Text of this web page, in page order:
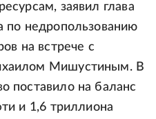
заявил глава
по недропользованию
на встрече с
Мишустиным. В
поставило на баланс
и 1,6 триллиона